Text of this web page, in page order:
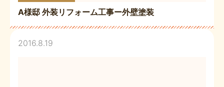
A様邸 外装リフォーム工事ー外壁塗装
2016.8.19